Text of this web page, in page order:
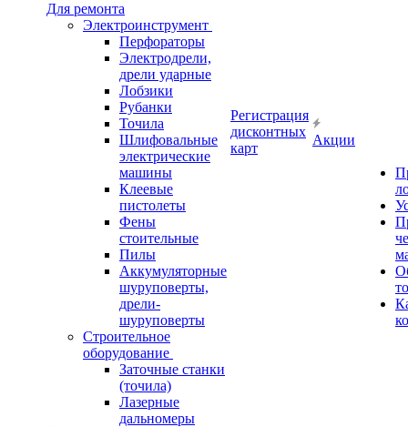
Для ремонта
Электроинструмент
Перфораторы
Электродрели,
дрели ударные
Лобзики
Рубанки
Точила
Шлифовальные
электрические
машины
Клеевые
пистолеты
Фены
стоительные
Пилы
Аккумуляторные
шуруповерты,
дрели-
шуруповерты
Строительное
оборудование
Заточные станки
(точила)
Лазерные
дальномеры
Регистрация
дисконтных
карт
Акции